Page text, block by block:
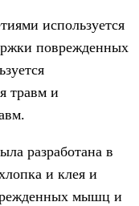
используется
поврежденных
травм и
разработана в
и клея и
мышц и